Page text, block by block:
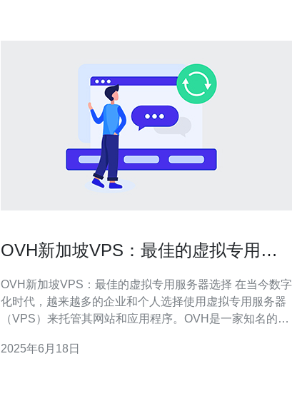
OVH新加坡VPS：最佳的虚拟专用服
OVH新加坡VPS：最佳的虚拟专用服务器选择 在当今数字
化时代，越来越多的企业和个人选择使用虚拟专用服务器
（VPS）来托管其网站和应用程序。OVH是一家知名的云
绍OVH新加坡VPS的优势，帮助您了解为什么它是最佳的
2025年6月18日